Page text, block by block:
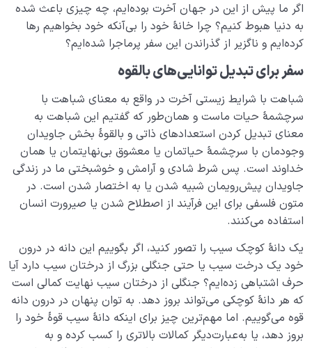
ضرورت وجود امام معصوم در جامعه چیست و اگر نباشد
چه می‌شود؟
چرا باید امام معصوم باشد؟ آیا عصمت امام اختیاری است؟
چه کسی می‌تواند بهترین الگو برای زندگی ما باشد؟
آیا انسان تمام یا کامل وجود دارد، شناخت او چه فایده ای
برای ما دارد؟
نقش و جایگاه قلب در انسان شناسی و حیات معنوی انسان
چیست؟
کسب قلب سلیم یعنی چه؟ بدون قلب سلیم چه شرایطی
خواهیم داشت؟
شباهت با امام چیست؟ چه‌موقع به ضرورت شباهت با امام
می‌رسیم؟
راه تقرب و نزدیکی به خدا چیست و این مسیر را چگونه باید
طی کرد؟
اگر ما پیش از این در جهان آخرت بوده‌­ایم، چه چیزی باعث شده
به دنیا هبوط کنیم؟ چرا خانۀ خود را بی­‌آنکه خود بخواهیم رها
کرده‌­ایم و ناگزیر از گذراندن این سفر پرماجرا شده‌­ایم؟
سفر برای تبدیل توانایی‌های بالقوه
شباهت با شرایط زیستی آخرت در واقع به معنای شباهت با
سرچشمۀ حیات ماست و همان‌طور که گفتیم این شباهت به
معنای تبدیل کردن استعدادهای ذاتی و بالقوۀ بخش جاویدان
وجودمان با سرچشمۀ حیاتمان یا معشوق بی‌نهایتمان یا همان
خداوند است. پس شرط شادی و آرامش و خوشبختی ما در زندگی
جاویدان پیش‌رویمان شبیه شدن یا به اختصار شدن است. در
متون فلسفی برای این فرآیند از اصطلاح شدن یا صیرورت انسان
استفاده می‌کنند.
یک دانۀ کوچک سیب را تصور کنید، اگر بگوییم این دانه در درون
خود یک درخت سیب یا حتی جنگلی بزرگ از درختان سیب دارد آیا
حرف اشتباهی زده‌­ایم؟ جنگلی از درختان سیب نهایت کمالی است
که هر دانۀ کوچکی می‌­تواند بروز دهد. به توان پنهان در درون دانه
قوه می‌­گوییم. اما مهم‌­ترین چیز برای اینکه دانۀ سیب قوۀ خود را
بروز دهد، یا به‌عبارت‌دیگر کمالات بالاتری را کسب کرده و به